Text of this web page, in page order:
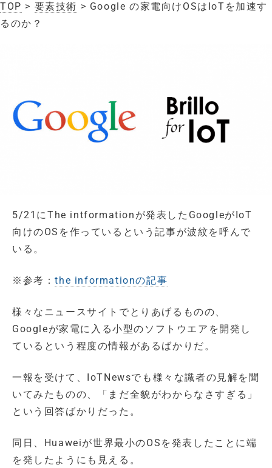
TOP > 要素技術 > Google の家電向けOSはIoTを加速す
るのか？
5/21にThe intformationが発表したGoogleがIoT
向けのOSを作っているという記事が波紋を呼んで
いる。
※参考：the informationの記事
様々なニュースサイトでとりあげるものの、
Googleが家電に入る小型のソフトウエアを開発し
ているという程度の情報があるばかりだ。
一報を受けて、IoTNewsでも様々な識者の見解を聞
いてみたものの、「まだ全貌がわからなさすぎる」
という回答ばかりだった。
同日、Huaweiが世界最小のOSを発表したことに端
を発したようにも見える。